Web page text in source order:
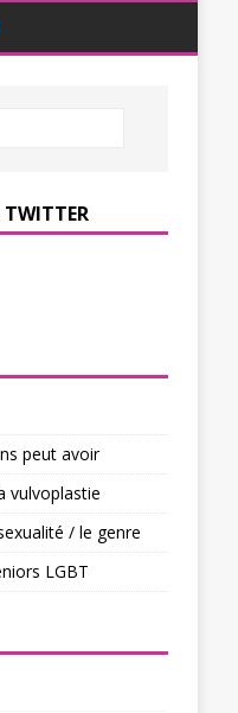
TWITTER
peut avoir
vulvoplastie
/ le genre
LGBT